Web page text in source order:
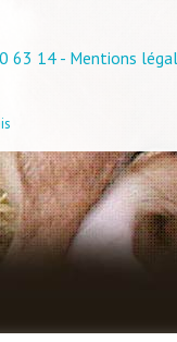
63 14 - Mentions